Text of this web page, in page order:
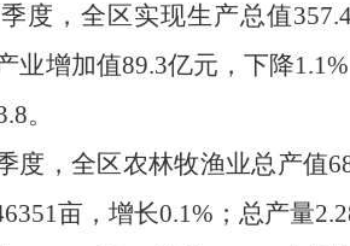
度，全区实现生产总值
业增加值89.3亿元， 下降1.1%
。
度，全区农林牧渔业总产值
亩，增长0.1% ；总产量